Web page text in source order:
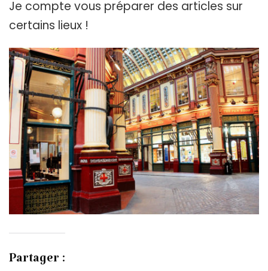
Je compte vous préparer des articles sur
certains lieux !
Partager :